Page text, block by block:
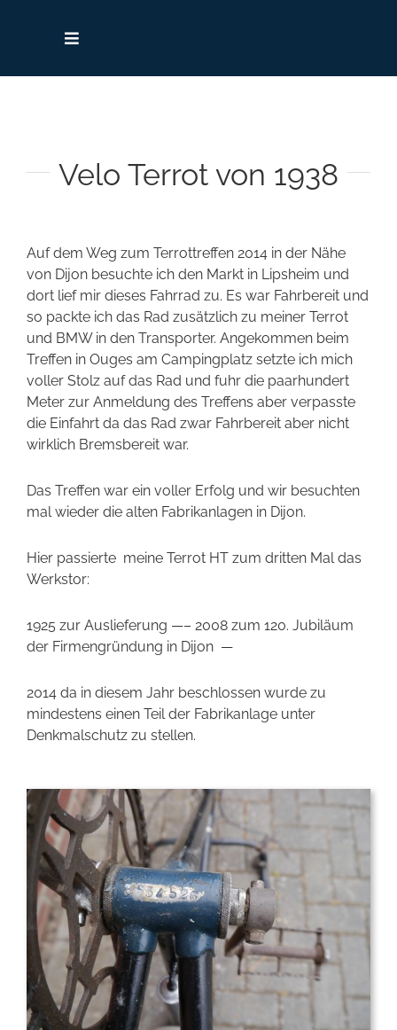
Toggle
Kontakt
Fahrrad-Identifikation
Archiv
Velo Terrot von 1938
Auf dem Weg zum Terrottreffen 2014 in der Nähe
von Dijon besuchte ich den Markt in Lipsheim und
dort lief mir dieses Fahrrad zu. Es war Fahrbereit und
so packte ich das Rad zusätzlich zu meiner Terrot
und BMW in den Transporter. Angekommen beim
Treffen in Ouges am Campingplatz setzte ich mich
voller Stolz auf das Rad und fuhr die paarhundert
Meter zur Anmeldung des Treffens aber verpasste
die Einfahrt da das Rad zwar Fahrbereit aber nicht
wirklich Bremsbereit war.
Das Treffen war ein voller Erfolg und wir besuchten
mal wieder die alten Fabrikanlagen in Dijon.
Hier passierte meine Terrot HT zum dritten Mal das
Werkstor:
1925 zur Auslieferung —– 2008 zum 120. Jubiläum
der Firmengründung in Dijon —
2014 da in diesem Jahr beschlossen wurde zu
mindestens einen Teil der Fabrikanlage unter
Denkmalschutz zu stellen.